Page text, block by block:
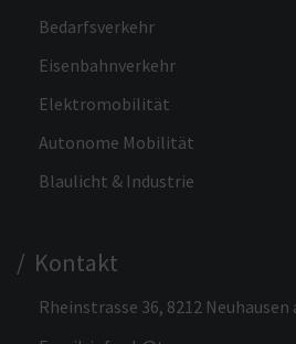
Bedarfsverkehr
Eisenbahnverkehr
Elektromobilität
Autonome Mobilität
Blaulicht & Industrie
/ Kontakt
Rheinstrasse 36, 8212